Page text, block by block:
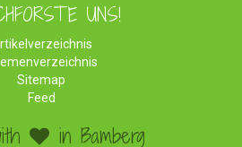
UNS!
Sitemap
Feed
in Bamberg